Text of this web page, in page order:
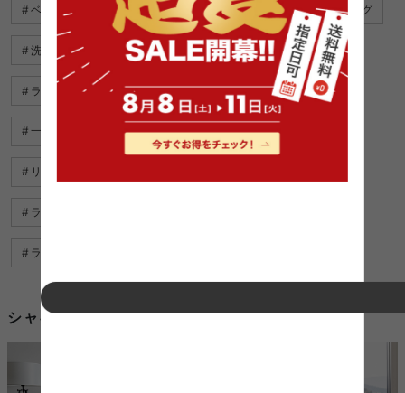
ベッド ラグ 夏 ラグ 円形ラグ ベッド サイド ラグ
洗える ラグ おしゃれ ラグマット 緑 円形 ラグ
ラグマット おしゃれ ラグ 長方形 可愛い ラグ
一人暮らし ラグ ラグマット ブラウン
リビング ラグ おしゃれ
ラグ ベージュ
ラグマット ネイビー
シャギー ラグを使用したコーディネート例